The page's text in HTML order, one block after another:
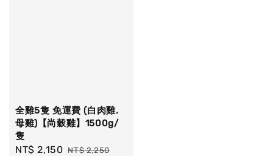
全雞5隻 免運費 (白肉雞.
母雞)【尚穀雞】1500g/
隻
Sale
NT$ 2,150 Regular
NT$ 2,250